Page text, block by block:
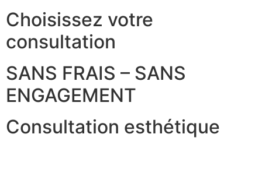
Choisissez votre
consultation
SANS FRAIS – SANS
ENGAGEMENT
Consultation esthétique